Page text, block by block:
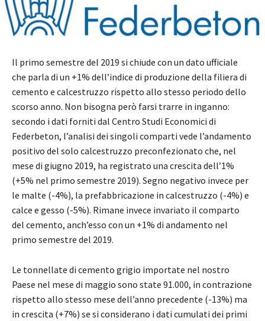
Il primo semestre del 2019 si chiude con un dato ufficiale
che parla di un +1% dell’indice di produzione della filiera di
cemento e calcestruzzo rispetto allo stesso periodo dello
scorso anno. Non bisogna però farsi trarre in inganno:
secondo i dati forniti dal Centro Studi Economici di
Federbeton, l’analisi dei singoli comparti vede l’andamento
positivo del solo calcestruzzo preconfezionato che, nel
mese di giugno 2019, ha registrato una crescita dell’1%
(+5% nel primo semestre 2019). Segno negativo invece per
le malte (-4%), la prefabbricazione in calcestruzzo (-4%) e
calce e gesso (-5%). Rimane invece invariato il comparto
del cemento, anch’esso con un +1% di andamento nel
primo semestre del 2019.
Le tonnellate di cemento grigio importate nel nostro
Paese nel mese di maggio sono state 91.000, in contrazione
rispetto allo stesso mese dell’anno precedente (-13%) ma
in crescita (+7%) se si considerano i dati cumulati dei primi